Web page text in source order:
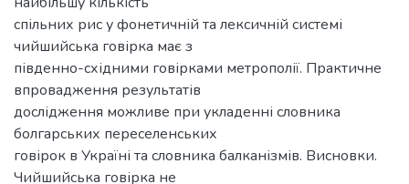
спільних рис у фонетичній та лексичній системі
чийшийська говірка має з
південно-східними говірками метрополії. Практичне
впровадження результатів
дослідження можливе при укладенні словника
болгарських переселенських
говірок в Україні та словника балканізмів. Висновки.
Чийшийська говірка не